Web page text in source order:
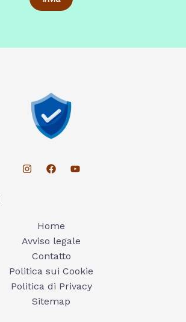
Home
Avviso legale
Contatto
Politica sui Cookie
Politica di Privacy
Sitemap